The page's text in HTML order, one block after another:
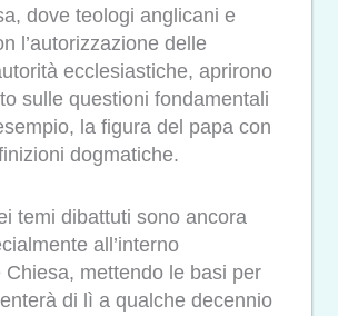
dove teologi anglicani e
l’autorizzazione delle
ecclesiastiche, aprirono
sulle questioni fondamentali
la figura del papa con
dogmatiche.
temi dibattuti sono ancora
all’interno
Chiesa, mettendo le basi per
di lì a qualche decennio